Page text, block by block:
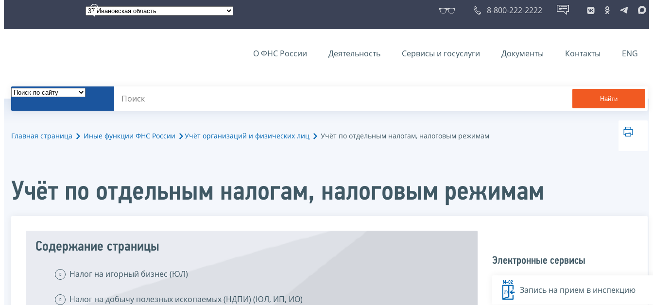
8-800-222-2222
О ФНС России Деятельность Сервисы и госуслуги Документы Контакты ENG
Найти
Главная страница Иные функции ФНС России Учёт организаций и физических лиц Учёт по отдельным налогам, налоговым режимам
Учёт по отдельным налогам, налоговым режимам
Содержание страницы
Налог на игорный бизнес (ЮЛ)
Налог на добычу полезных ископаемых (НДПИ) (ЮЛ, ИП, ИО)
Электронные сервисы
Запись на прием в инспекцию